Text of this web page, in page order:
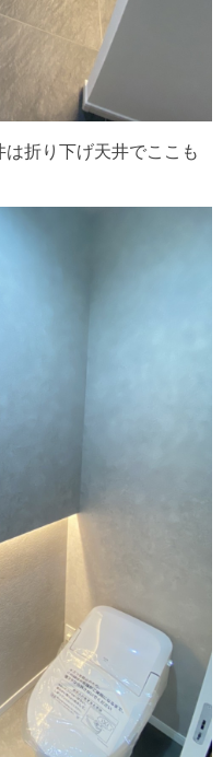
折り下げ天井でここも